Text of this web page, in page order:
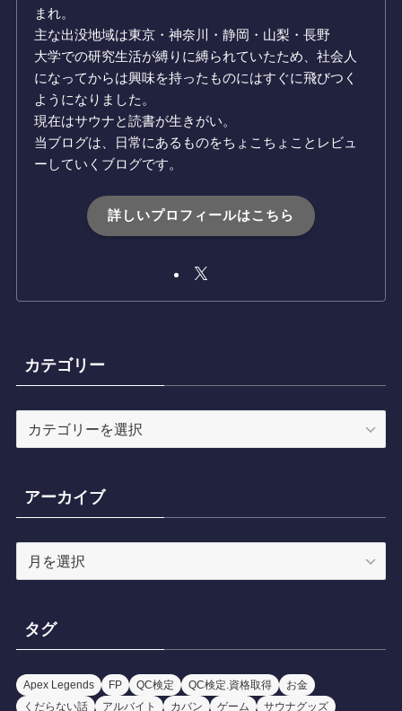
まれ。
主な出没地域は東京・神奈川・静岡・山梨・長野
大学での研究生活が縛りに縛られていたため、社会人
になってからは興味を持ったものにはすぐに飛びつく
ようになりました。
現在はサウナと読書が生きがい。
当ブログは、日常にあるものをちょこちょことレビュ
ーしていくブログです。
詳しいプロフィールはこちら
カテゴリー
テ
リ
ー
アーカイブ
ー
ブ
タグ
Apex Legends FP QC検定 QC検定.資格取得
お金
くだらない話
アルバイト カバン ゲーム サウナグッズ